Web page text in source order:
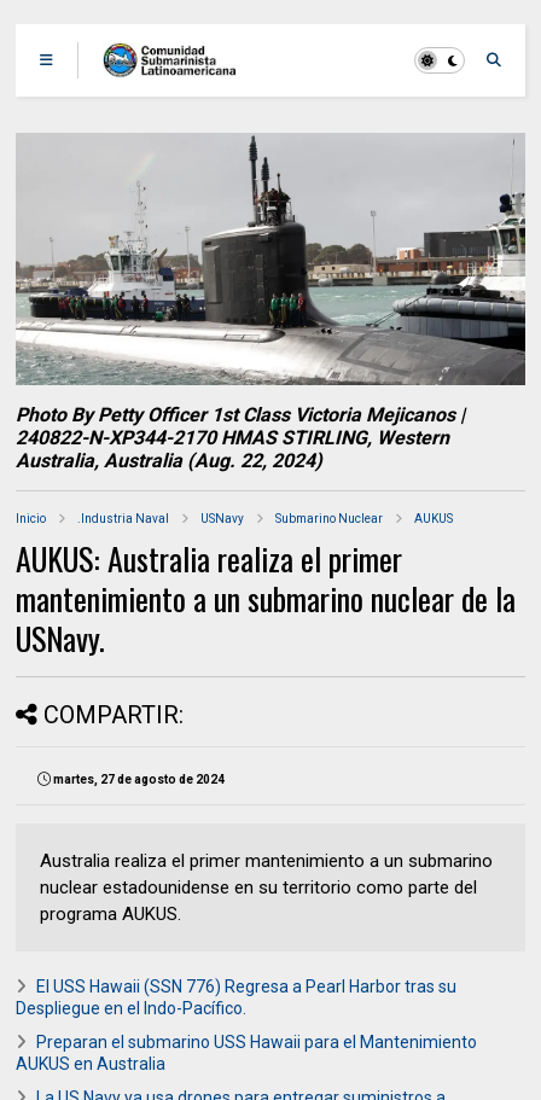
Photo By Petty Officer 1st Class Victoria Mejicanos |
240822-N-XP344-2170 HMAS STIRLING, Western
Australia, Australia (Aug. 22, 2024)
Inicio .Industria Naval USNavy Submarino Nuclear AUKUS
AUKUS: Australia realiza el primer
mantenimiento a un submarino nuclear de la
USNavy.
COMPARTIR:
martes, 27 de agosto de 2024
Australia realiza el primer mantenimiento a un submarino
nuclear estadounidense en su territorio como parte del
programa AUKUS.
El USS Hawaii (SSN 776) Regresa a Pearl Harbor tras su
Despliegue en el Indo-Pacífico.
Preparan el submarino USS Hawaii para el Mantenimiento
AUKUS en Australia